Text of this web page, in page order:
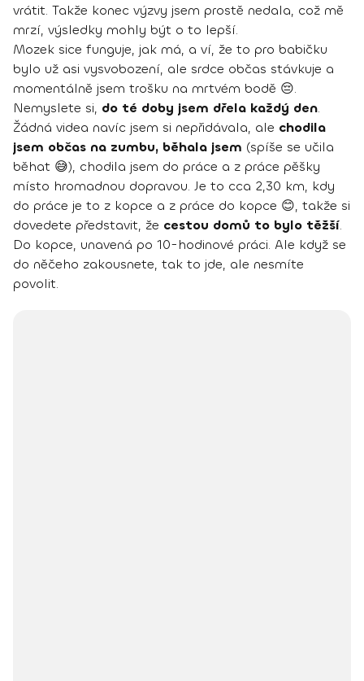
vrátit. Takže konec výzvy jsem prostě nedala, což mě
mrzí, výsledky mohly být o to lepší.
Mozek sice funguje, jak má, a ví, že to pro babičku
bylo už asi vysvobození, ale srdce občas stávkuje a
momentálně jsem trošku na mrtvém bodě 😔.
Nemyslete si, do té doby jsem dřela každý den.
Žádná videa navíc jsem si nepřidávala, ale chodila
jsem občas na zumbu, běhala jsem (spíše se učila
běhat 😅), chodila jsem do práce a z práce pěšky
místo hromadnou dopravou. Je to cca 2,30 km, kdy
do práce je to z kopce a z práce do kopce 😊, takže si
dovedete představit, že cestou domů to bylo těžší.
Do kopce, unavená po 10-hodinové práci. Ale když se
do něčeho zakousnete, tak to jde, ale nesmíte
povolit.